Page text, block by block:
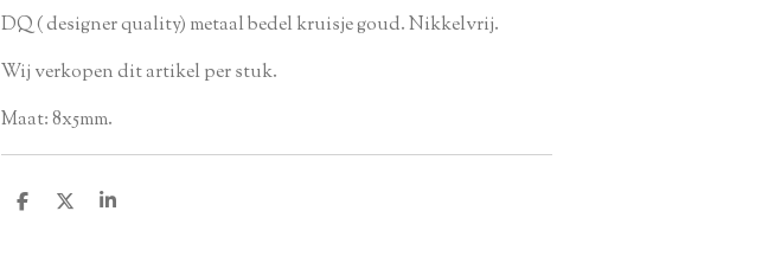
DQ ( designer quality) metaal bedel kruisje goud. Nikkelvrij.
Wij verkopen dit artikel per stuk.
Maat: 8x5mm.
D
D
S